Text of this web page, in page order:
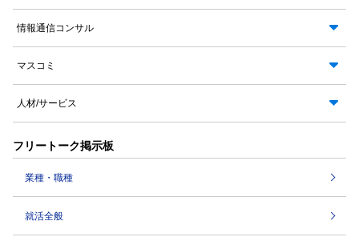
情報通信コンサル
マスコミ
人材/サービス
フリートーク掲示板
業種・職種
就活全般